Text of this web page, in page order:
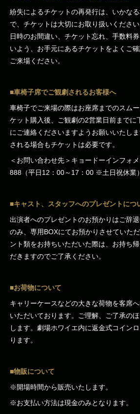
紛失によるチケットの再発行は、いかな
で、チケットは大切にお取り扱いくださ
日時のお間違い、チケット忘れ、手数料
いよう、お手元にあるチケットをよくご
ご来場ください。
■車椅子席でご観劇されるお客様へ
車椅子でご来場の際はお座席までのスム
ケット購入後、ご観劇の2営業日前までに
にご連絡くださいますようお願いいたし
される場合もチケットは必要です。
＜お問い合わせ先＞キョードーインフォ
888（平日12：00～17：00 ※土日祝休業）
■キャスト、スタッフへのプレゼントにつ
出演者へのプレゼントのお預かりはご辞
のみ、専用BOXにてお預かりさせていた
ント類をお持ちいただいた際は、お持ち
だきますのでご了承ください。
■お荷物について
キャリーケースなどの大きな荷物を客席
いただいております。ご理解、ご了承の
します。劇場ホワイエ内に返金式コイン
ります。
■物販について
※開場時間から販売いたします。
※お支払い方法は現金のみとなります。